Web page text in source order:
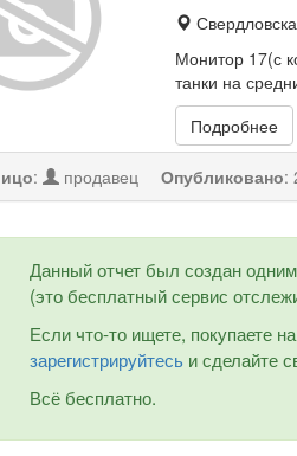
Монитор 17(с
танки на
Подробнее
: продавец Опубликовано:
Данный отчет был создан
(это бесплатный сервис
Если что-то ищете, покупаете
зарегистрируйтесьи сделайте
Всё бесплатно.